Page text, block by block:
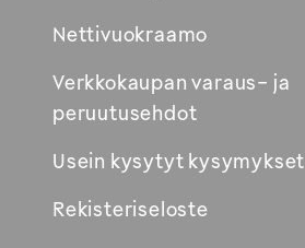
Nettivuokraamo
Verkkokaupan varaus- ja
peruutusehdot
Usein kysytyt kysymykset
Rekisteriseloste